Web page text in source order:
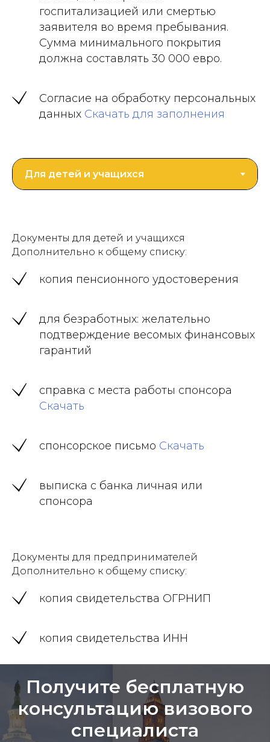
госпитализацией или смертью
заявителя во время пребывания.
Сумма минимального покрытия
должна составлять 30 000 евро.
Согласие на обработку персональных
данных Скачать для заполнения
Документы для детей и учащихся
Дополнительно к общему списку:
копия пенсионного удостоверения
для безработных: желательно
подтверждение весомых финансовых
гарантий
справка с места работы спонсора
Скачать
спонсорское письмо Скачать
выписка с банка личная или
спонсора
Документы для предпринимателей
Дополнительно к общему списку:
копия свидетельства ОГРНИП
копия свидетельства ИНН
Получите бесплатную
консультацию визового
специалиста